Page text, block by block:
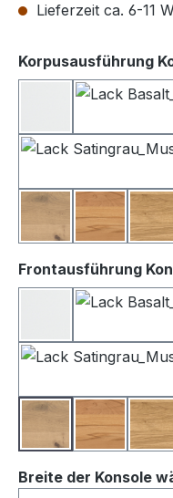
Lieferzeit ca. 6-11
Korpusausführung
Balkeneiche
Frontausführung
Balkeneiche
Breite der Konsole